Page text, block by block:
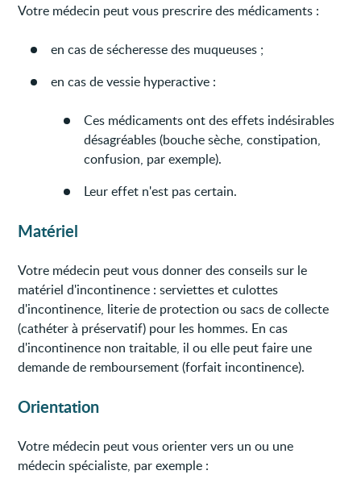
Votre médecin peut vous prescrire des médicaments :
en cas de sécheresse des muqueuses ;
en cas de vessie hyperactive :
Ces médicaments ont des effets indésirables
désagréables (bouche sèche, constipation,
confusion, par exemple).
Leur effet n'est pas certain.
Matériel
Votre médecin peut vous donner des conseils sur le
matériel d'incontinence : serviettes et culottes
d'incontinence, literie de protection ou sacs de collecte
(cathéter à préservatif) pour les hommes. En cas
d'incontinence non traitable, il ou elle peut faire une
demande de remboursement (forfait incontinence).
Orientation
Votre médecin peut vous orienter vers un ou une
médecin spécialiste, par exemple :